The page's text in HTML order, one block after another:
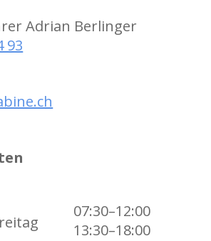
Adrian Berlinger
93
07:30–12:00
13:30–18:00